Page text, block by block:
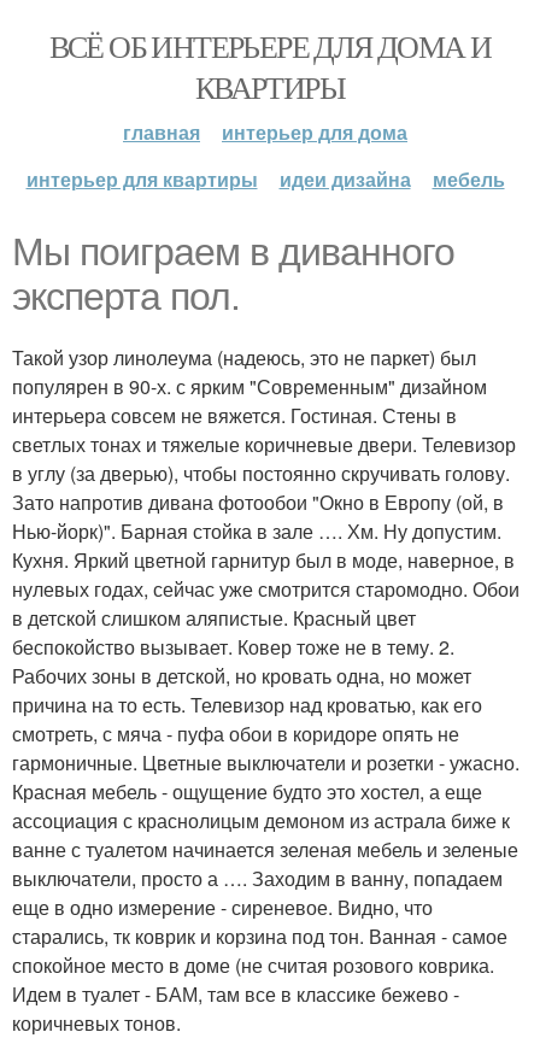
ВСЁ ОБ ИНТЕРЬЕРЕ ДЛЯ ДОМА И
КВАРТИРЫ
главная
интерьер для дома
интерьер для квартиры
идеи дизайна мебель
Мы поиграем в диванного
эксперта пол.
Такой узор линолеума (надеюсь, это не паркет) был
популярен в 90-х. с ярким "Современным" дизайном
интерьера совсем не вяжется. Гостиная. Стены в
светлых тонах и тяжелые коричневые двери. Телевизор
в углу (за дверью), чтобы постоянно скручивать голову.
Зато напротив дивана фотообои "Окно в Европу (ой, в
Нью-йорк)". Барная стойка в зале …. Хм. Ну допустим.
Кухня. Яркий цветной гарнитур был в моде, наверное, в
нулевых годах, сейчас уже смотрится старомодно. Обои
в детской слишком аляпистые. Красный цвет
беспокойство вызывает. Ковер тоже не в тему. 2.
Рабочих зоны в детской, но кровать одна, но может
причина на то есть. Телевизор над кроватью, как его
смотреть, с мяча - пуфа обои в коридоре опять не
гармоничные. Цветные выключатели и розетки - ужасно.
Красная мебель - ощущение будто это хостел, а еще
ассоциация с краснолицым демоном из астрала биже к
ванне с туалетом начинается зеленая мебель и зеленые
выключатели, просто а …. Заходим в ванну, попадаем
еще в одно измерение - сиреневое. Видно, что
старались, тк коврик и корзина под тон. Ванная - самое
спокойное место в доме (не считая розового коврика.
Идем в туалет - БАМ, там все в классике бежево -
коричневых тонов.